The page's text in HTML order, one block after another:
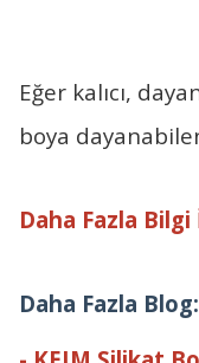
Eğer kalıcı,
boya
Daha Fazla
Daha Fazla Blog: